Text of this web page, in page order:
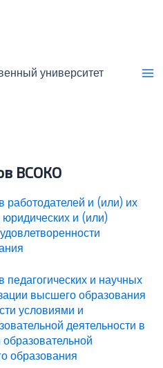
университет
ВСОКО
работодателей и (или) их
и (или)
педагогических и научных
высшего образования
условиями и
деятельности в
образования